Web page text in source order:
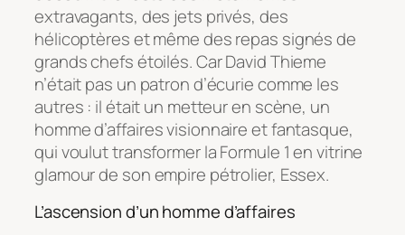
extravagants, des jets privés, des
hélicoptères et même des repas signés de
grands chefs étoilés. Car David Thieme
n’était pas un patron d’écurie comme les
autres : il était un metteur en scène, un
homme d’affaires visionnaire et fantasque,
qui voulut transformer la Formule 1 en vitrine
glamour de son empire pétrolier, Essex.
L’ascension d’un homme d’affaires